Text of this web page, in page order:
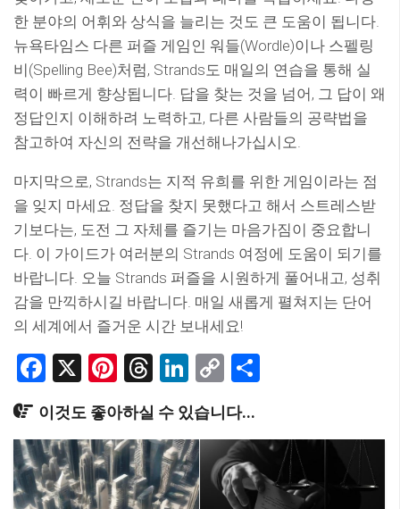
한 분야의 어휘와 상식을 늘리는 것도 큰 도움이 됩니다.
뉴욕타임스 다른 퍼즐 게임인 워들(Wordle)이나 스펠링
비(Spelling Bee)처럼, Strands도 매일의 연습을 통해 실
력이 빠르게 향상됩니다. 답을 찾는 것을 넘어, 그 답이 왜
정답인지 이해하려 노력하고, 다른 사람들의 공략법을
참고하여 자신의 전략을 개선해나가십시오.
마지막으로, Strands는 지적 유희를 위한 게임이라는 점
을 잊지 마세요. 정답을 찾지 못했다고 해서 스트레스받
기보다는, 도전 그 자체를 즐기는 마음가짐이 중요합니
다. 이 가이드가 여러분의 Strands 여정에 도움이 되기를
바랍니다. 오늘 Strands 퍼즐을 시원하게 풀어내고, 성취
감을 만끽하시길 바랍니다. 매일 새롭게 펼쳐지는 단어
의 세계에서 즐거운 시간 보내세요!
Facebook
X Pinterest
Threads
LinkedIn
Copy
Link
이것도 좋아하실 수 있습니다...